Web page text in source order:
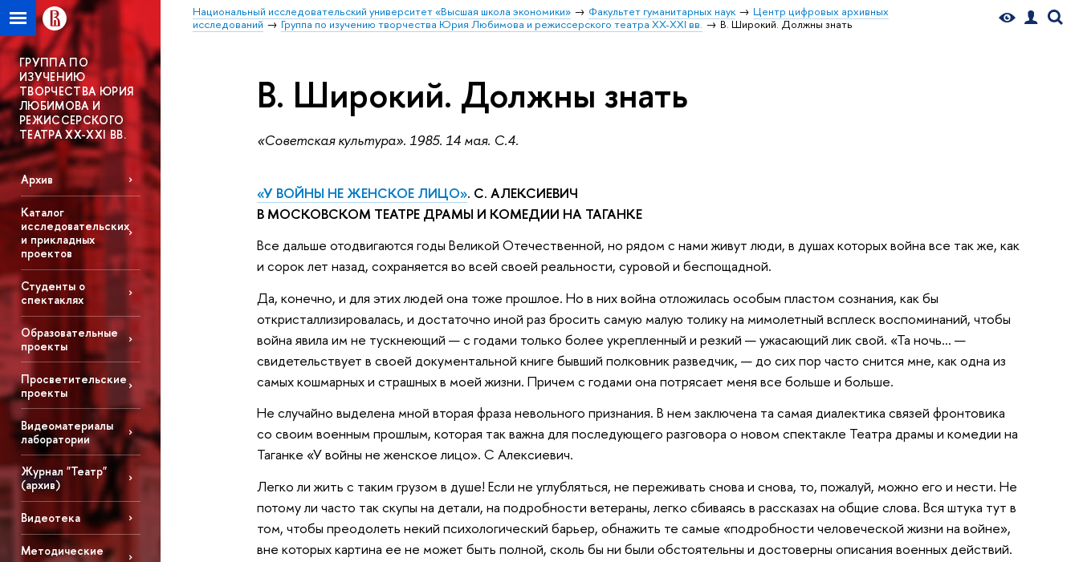
Национальный исследовательский университет «Высшая школа экономики» Факультет гуманитарных наук
Центр цифровых архивных
исследований
Группа по изучению творчества Юрия Любимова и режиссерского театра XX-XXI вв. В. Широкий. Должны знать
ГРУППА ПО
ИЗУЧЕНИЮ
ТВОРЧЕСТВА ЮРИЯ
ЛЮБИМОВА И
РЕЖИССЕРСКОГО
ТЕАТРА XX-XXI ВВ.
Архив
Каталог
исследовательских
и прикладных
проектов
Студенты о
спектаклях
Образовательные
проекты
Просветительские
проекты
Видеоматериалы
лаборатории
Журнал "Театр"
(архив)
Видеотека
Методические
В. Широкий. Должны знать
«Советская культура». 1985. 14 мая. С.4.
«У ВОЙНЫ НЕ ЖЕНСКОЕ ЛИЦО». С. АЛЕКСИЕВИЧ
В МОСКОВСКОМ ТЕАТРЕ ДРАМЫ И КОМЕДИИ НА ТАГАНКЕ
Все дальше отодвигаются годы Великой Отечественной, но рядом с нами живут люди, в душах которых война все так же, как
и сорок лет назад, сохраняется во всей своей реальности, суровой и беспощадной.
Да, конечно, и для этих людей она тоже прошлое. Но в них война отложилась особым пластом сознания, как бы
откристаллизировалась, и достаточно иной раз бросить самую малую толику на мимолетный всплеск воспоминаний, чтобы
война явила им не тускнеющий — с годами только более укрепленный и резкий — ужасающий лик свой. «Та ночь… —
свидетельствует в своей документальной книге бывший полковник разведчик, — до сих пор часто снится мне, как одна из
самых кошмарных и страшных в моей жизни. Причем с годами она потрясает меня все больше и больше.
Не случайно выделена мной вторая фраза невольного признания. В нем заключена та самая диалектика связей фронтовика
со своим военным прошлым, которая так важна для последующего разговора о новом спектакле Театра драмы и комедии на
Таганке «У войны не женское лицо». С Алексиевич.
Легко ли жить с таким грузом в душе! Если не углубляться, не переживать снова и снова, то, пожалуй, можно его и нести. Не
потому ли часто так скупы на детали, на подробности ветераны, легко сбиваясь в рассказах на общие слова. Вся штука тут в
том, чтобы преодолеть некий психологический барьер, обнажить те самые «подробности человеческой жизни на войне»,
вне которых картина ее не может быть полной, сколь бы ни были обстоятельны и достоверны описания военных действий.